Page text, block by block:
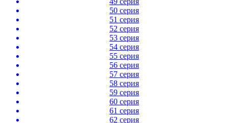
50 серия
51 серия
52 серия
53 серия
54 серия
55 серия
56 серия
57 серия
58 серия
59 серия
60 серия
61 серия
62 серия